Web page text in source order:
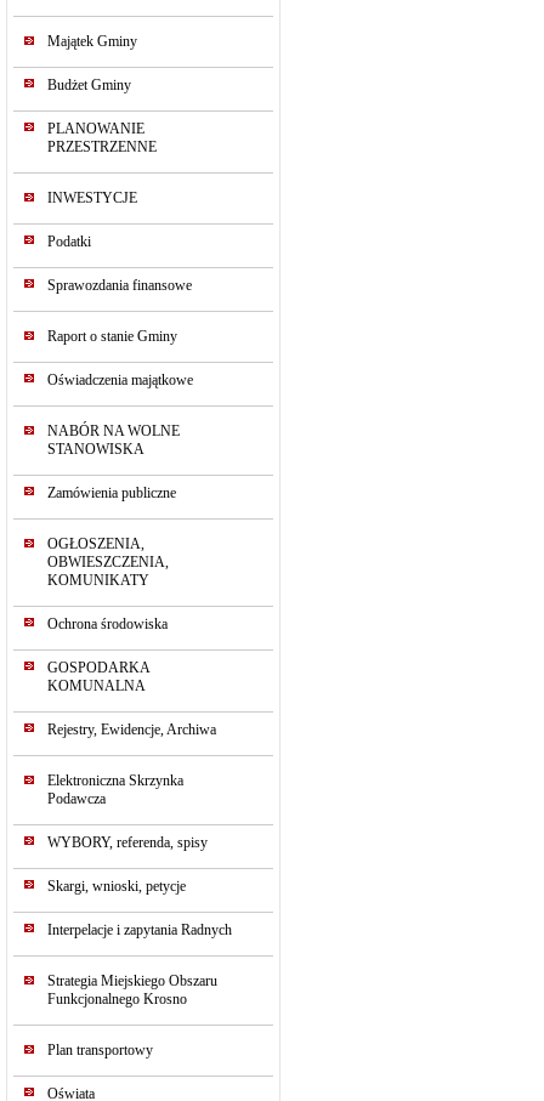
Majątek Gminy
Budżet Gminy
PLANOWANIE
PRZESTRZENNE
INWESTYCJE
Podatki
Sprawozdania finansowe
Raport o stanie Gminy
Oświadczenia majątkowe
NABÓR NA WOLNE
STANOWISKA
Zamówienia publiczne
OGŁOSZENIA,
OBWIESZCZENIA,
KOMUNIKATY
Ochrona środowiska
GOSPODARKA
KOMUNALNA
Rejestry, Ewidencje, Archiwa
Elektroniczna Skrzynka
Podawcza
WYBORY, referenda, spisy
Skargi, wnioski, petycje
Interpelacje i zapytania Radnych
Strategia Miejskiego Obszaru
Funkcjonalnego Krosno
Plan transportowy
Oświata